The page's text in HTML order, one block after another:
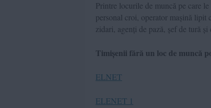
Printre locurile de muncă pe care
personal croi, operator mașină lipit
zidari, agenți de pază, șef de tură și
Timișenii fără un loc de muncă
ELNET
ELENET 1